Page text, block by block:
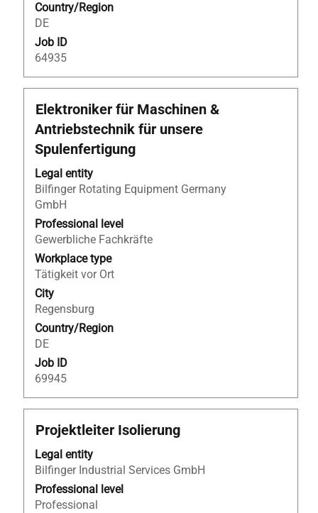
Country/Region
DE
Job ID
64935
Title
Elektroniker für Maschinen &
Antriebstechnik für unsere
Spulenfertigung
Legal entity
Bilfinger Rotating Equipment Germany
GmbH
Professional level
Gewerbliche Fachkräfte
Workplace type
Tätigkeit vor Ort
City
Regensburg
Country/Region
DE
Job ID
69945
Select
with
space
bar
to
view
the
full
contents
of
the
job
information.
Title
Projektleiter Isolierung
Legal entity
Bilfinger Industrial Services GmbH
Professional level
Professional
Select
space
bar
to
view